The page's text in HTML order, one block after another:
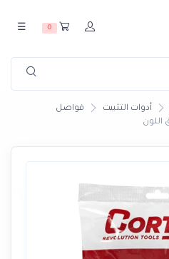
0
☰
أدوات التثبيت
فواصل